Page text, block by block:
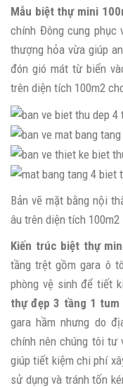
Mẫu biệt thự mini
chính Đông cung phục
thượng hỏa vừa giúp
đón gió mát từ biển
trên diện tích 100m2
Bản vẽ mặt bằng nội
âu trên diện tích 100m2
Kiến trúc biệt thự
tầng trệt gồm gara ô
phòng vệ sinh để tiết
thự đẹp 3 tầng 1 tum
gara hầm nhưng do
chính nên chúng tôi tư
giúp tiết kiệm chi phí
sử dụng và tránh tốn